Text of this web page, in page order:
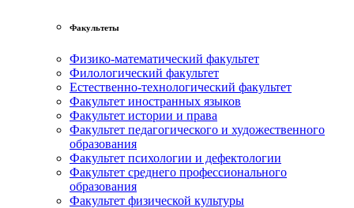
Факультеты
Физико-математический факультет
Филологический факультет
Естественно-технологический факультет
Факультет иностранных языков
Факультет истории и права
Факультет педагогического и художественного
образования
Факультет психологии и дефектологии
Факультет среднего профессионального
образования
Факультет физической культуры